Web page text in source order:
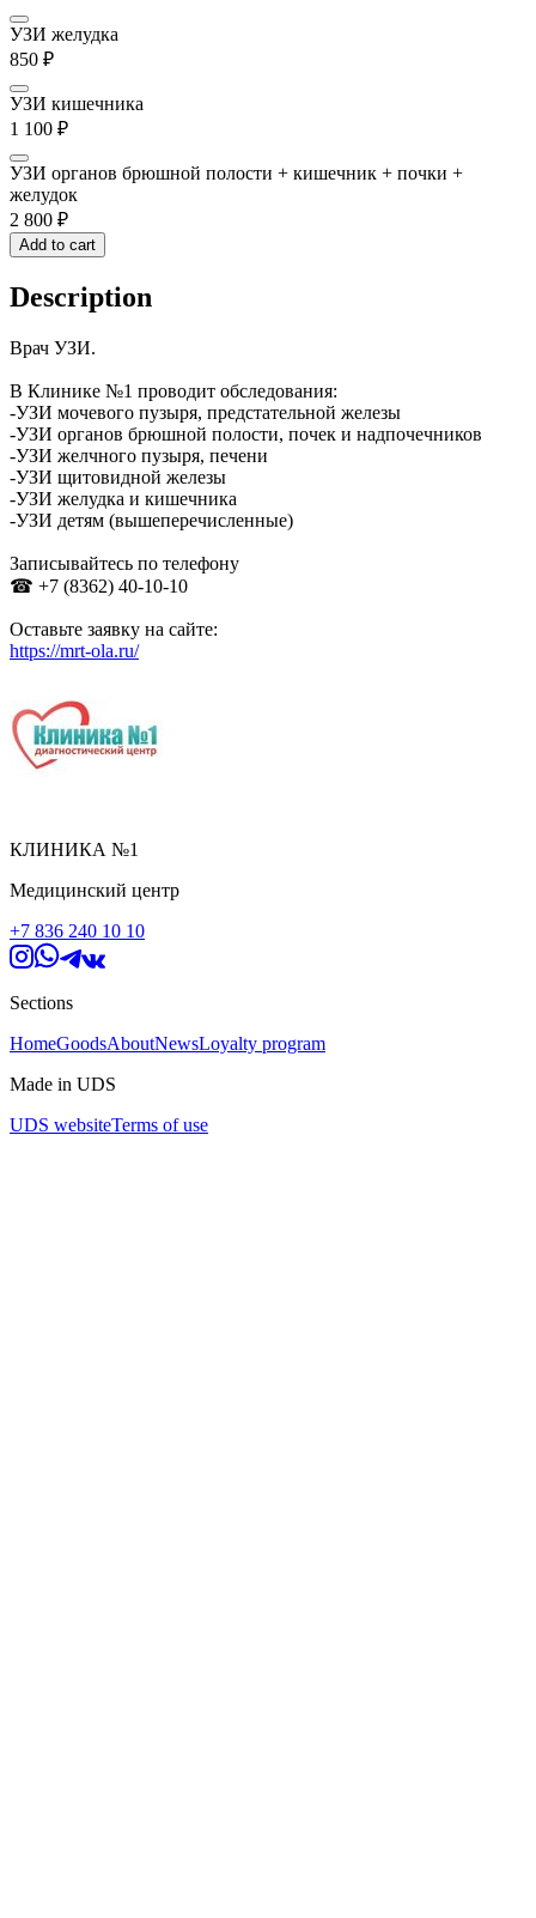
УЗИ желудка
850 ₽
УЗИ кишечника
1 100 ₽
УЗИ органов брюшной полости + кишечник + почки +
желудок
2 800 ₽
Add to cart
Description
Врач УЗИ.
В Клинике №1 проводит обследования:
-УЗИ мочевого пузыря, предстательной железы
-УЗИ органов брюшной полости, почек и надпочечников
-УЗИ желчного пузыря, печени
-УЗИ щитовидной железы
-УЗИ желудка и кишечника
-УЗИ детям (вышеперечисленные)
Записывайтесь по телефону
☎ +7 (8362) 40-10-10
Оставьте заявку на сайте:
https://mrt-ola.ru/
КЛИНИКА №1
Медицинский центр
+7 836 240 10 10
Sections
HomeGoodsAboutNewsLoyalty program
Made in UDS
UDS websiteTerms of use